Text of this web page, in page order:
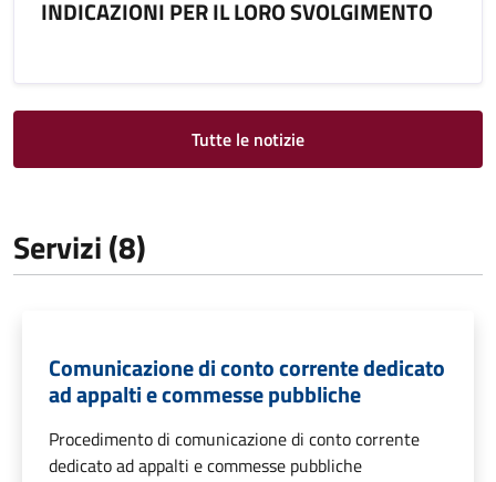
INDICAZIONI PER IL LORO SVOLGIMENTO
Tutte le notizie
Servizi (8)
Comunicazione di conto corrente dedicato
ad appalti e commesse pubbliche
Procedimento di comunicazione di conto corrente
dedicato ad appalti e commesse pubbliche